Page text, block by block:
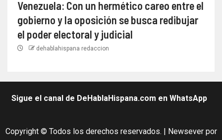
Venezuela: Con un hermético careo entre el
gobierno y la oposición se busca redibujar
el poder electoral y judicial
dehablahispana redaccion
Sigue el canal de DeHablaHispana.com en WhatsApp
Copyright © Todos los derechos reservados. | Newseverpor